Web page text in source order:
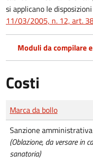
si applicano le
11/03/2005, n. 12, art.
Moduli da compilare
Costi
Tipo di pagamento
Importo
Marca da bollo
Sanzione
(Oblazione, da versare in
sanatoria)